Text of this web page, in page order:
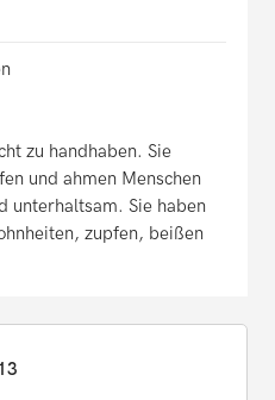
zu handhaben. Sie
und ahmen Menschen
unterhaltsam. Sie haben
zupfen, beißen